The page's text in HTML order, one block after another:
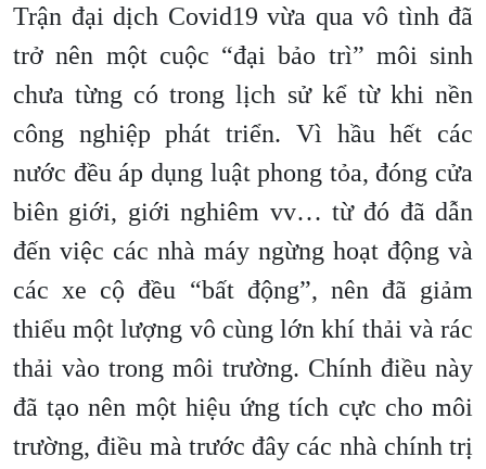
Trận đại dịch Covid19 vừa qua vô tình đã
trở nên một cuộc “đại bảo trì” môi sinh
chưa từng có trong lịch sử kể từ khi nền
công nghiệp phát triển. Vì hầu hết các
nước đều áp dụng luật phong tỏa, đóng cửa
biên giới, giới nghiêm vv… từ đó đã dẫn
đến việc các nhà máy ngừng hoạt động và
các xe cộ đều “bất động”, nên đã giảm
thiểu một lượng vô cùng lớn khí thải và rác
thải vào trong môi trường. Chính điều này
đã tạo nên một hiệu ứng tích cực cho môi
trường, điều mà trước đây các nhà chính trị